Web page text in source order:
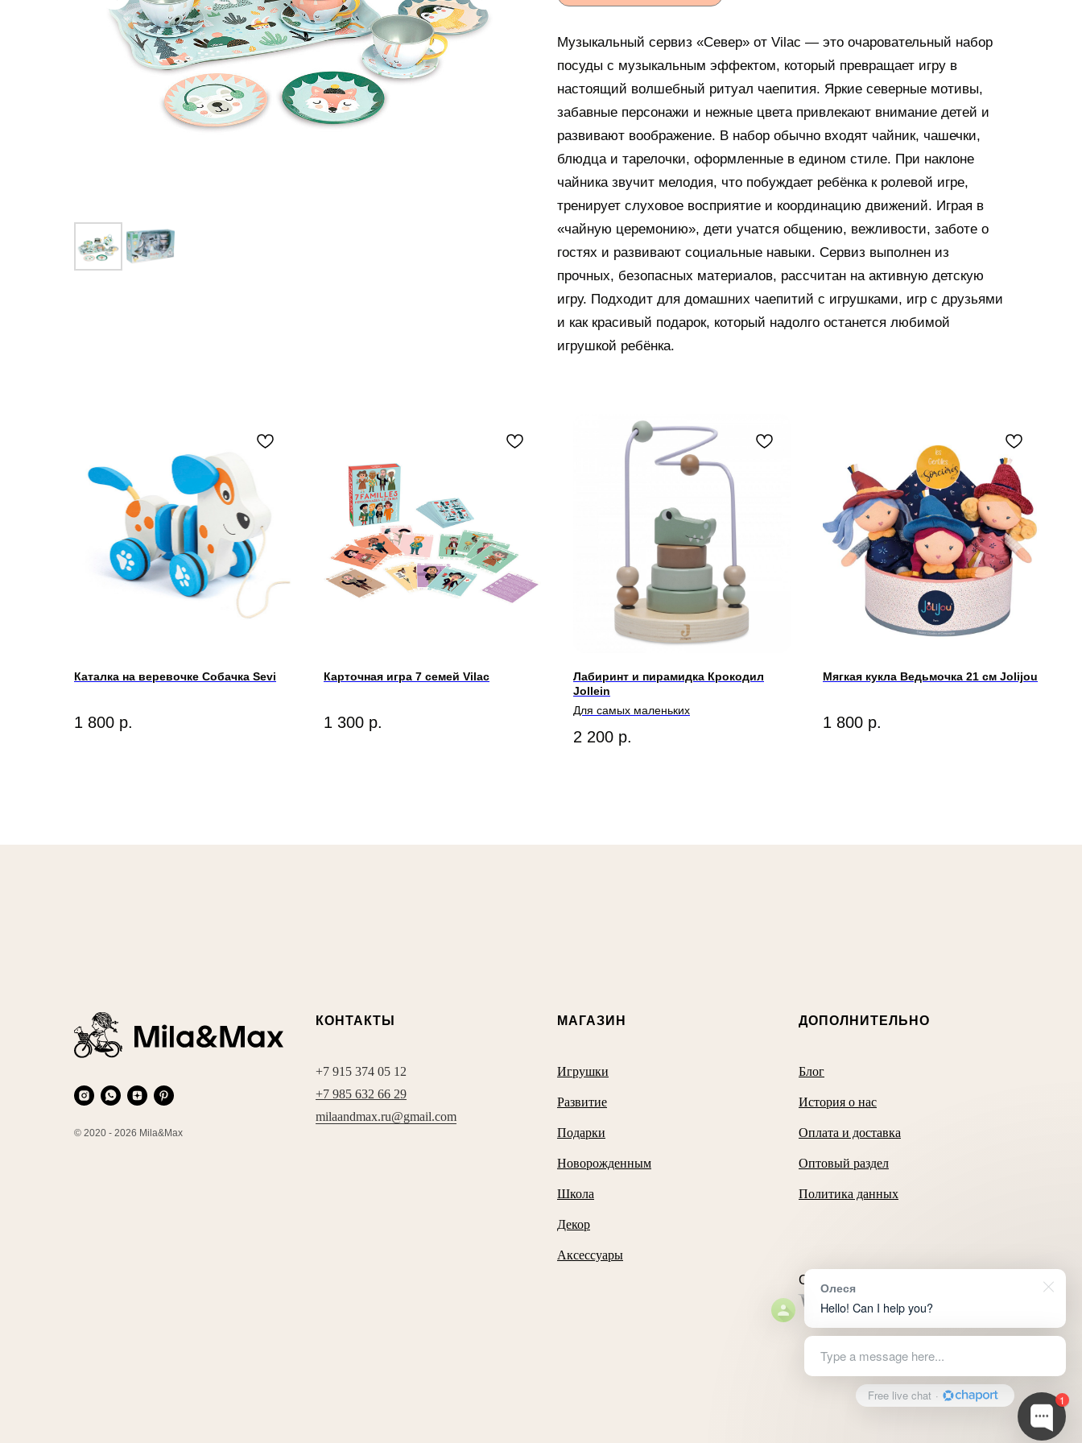
Музыкальный сервиз «Север» от Vilac — это очаровательный набор
посуды с музыкальным эффектом, который превращает игру в
настоящий волшебный ритуал чаепития. Яркие северные мотивы,
забавные персонажи и нежные цвета привлекают внимание детей и
развивают воображение. В набор обычно входят чайник, чашечки,
блюдца и тарелочки, оформленные в едином стиле. При наклоне
чайника звучит мелодия, что побуждает ребёнка к ролевой игре,
тренирует слуховое восприятие и координацию движений. Играя в
«чайную церемонию», дети учатся общению, вежливости, заботе о
гостях и развивают социальные навыки. Сервиз выполнен из
прочных, безопасных материалов, рассчитан на активную детскую
игру. Подходит для домашних чаепитий с игрушками, игр с друзьями
и как красивый подарок, который надолго останется любимой
игрушкой ребёнка.
Каталка на веревочке Собачка Sevi
1 800 р.
Карточная игра 7 семей Vilac
1 300 р.
Лабиринт и пирамидка Крокодил
Jollein
Для самых маленьких
2 200 р.
Мягкая кукла Ведьмочка 21 cм Jolijou
1 800 р.
© 2020 - 2026 Mila&Max
КОНТАКТЫ
+7 915 374 05 12
+7 985 632 66 29
milaandmax.ru@gmail.com
МАГАЗИН
Игрушки
Развитие
Подарки
Новорожденным
Школа
Декор
Аксессуары
ДОПОЛНИТЕЛЬНО
Блог
История о нас
Оплата и доставка
Оптовый раздел
Политика данных
Способы оплаты
1
Олеся
Hello! Can I help you?
Type a message here...
Free live chat ·